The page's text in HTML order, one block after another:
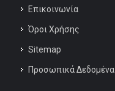
Επικοινωνία
Όροι Χρήσης
Sitemap
Προσωπικά Δεδομένα